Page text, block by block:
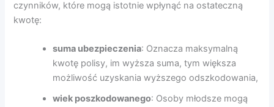
czynników, które mogą istotnie wpłynąć na ostateczną
kwotę:
suma ubezpieczenia: Oznacza maksymalną
kwotę polisy, im wyższa suma, tym większa
możliwość uzyskania wyższego odszkodowania,
wiek poszkodowanego: Osoby młodsze mogą